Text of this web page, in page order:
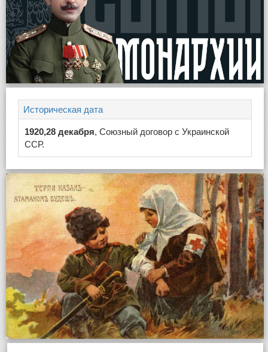
Историческая дата
1920,28 декабря, Союзный договор с Украинской
ССР.